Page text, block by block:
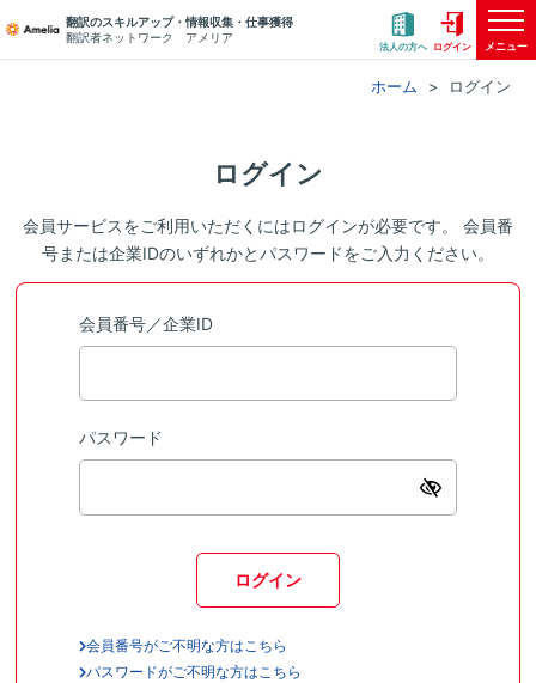
翻訳のスキルアップ・情報収集・仕事獲得
翻訳者ネットワーク アメリア
法人の方へ ログイン メニュー
ホーム ログイン
ログイン
会員サービスをご利用いただくにはログインが必要です。 会員番
号または企業IDのいずれかとパスワードをご入力ください。
会員番号／企業ID
パスワード
ログイン
会員番号がご不明な方はこちら
パスワードがご不明な方はこちら